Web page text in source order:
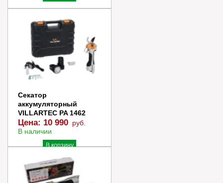
Секатор
аккумуляторный
VILLARTEC PA 1462
Цена: 10 990 руб.
В наличии
В корзину
Купить в 1 клик